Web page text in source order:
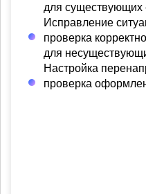
для существующих
Исправление
проверка
для
Настройка
проверка